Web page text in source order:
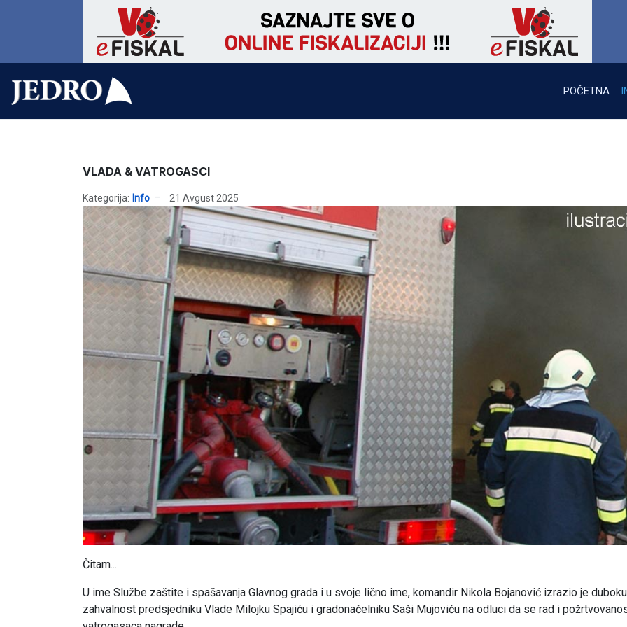
POČETNA
VLADA & VATROGASCI
Kategorija: Info 21 Avgust 2025
Čitam...
U ime Službe zaštite i spašavanja Glavnog grada i u svoje lično ime, komandir Nikola Bojanović izrazio je duboku
zahvalnost predsjedniku Vlade Milojku Spajiću i gradonačelniku Saši Mujoviću na odluci da se rad i